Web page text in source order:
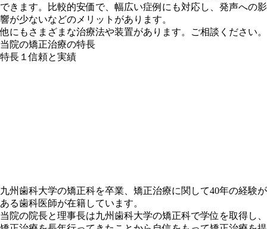
できます。
比較的安価で、幅広い症例にも対応し、発声への影
響が少ないなどのメリット があります。
他にもさまざまな治療法や装置があります。ご相談ください。
当院の矯正治療の特長
特長１信頼と実績
九州歯科大学の矯正科を卒業、矯正治療に関して40年の経験が
ある歯科医師が在籍しています。
当院の院長と理事長は九州歯科大学の矯正科で学位を取得し、